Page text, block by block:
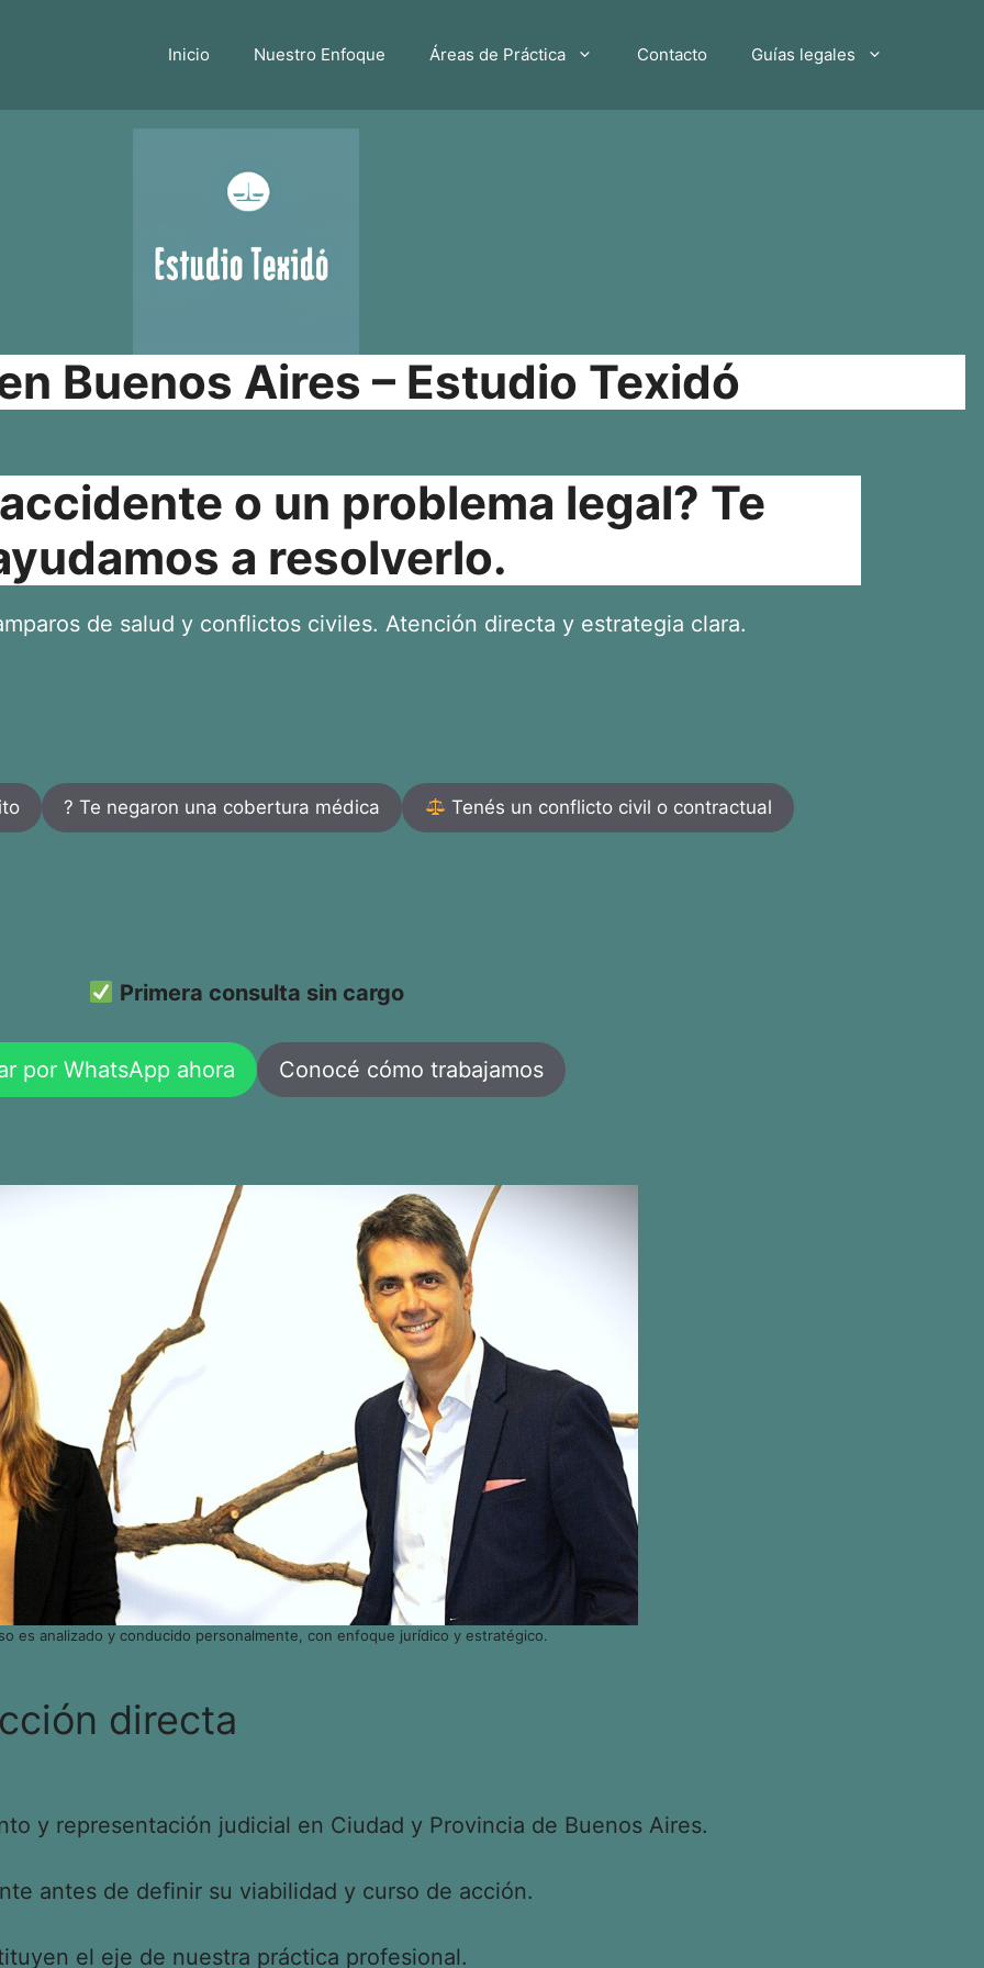
Inicio Nuestro Enfoque Áreas de Práctica Contacto Guías legales
Buenos Aires – Estudio Texidó
o un problema legal? Te
a resolverlo.
de salud y conflictos civiles. Atención directa y estrategia clara.
? Te negaron una cobertura médica Tenés un conflicto civil o contractual
Primera consulta sin cargo
por WhatsApp ahora Conocé cómo trabajamos
es analizado y conducido personalmente, con enfoque jurídico y estratégico.
directa
y representación judicial en Ciudad y Provincia de Buenos Aires.
antes de definir su viabilidad y curso de acción.
el eje de nuestra práctica profesional.